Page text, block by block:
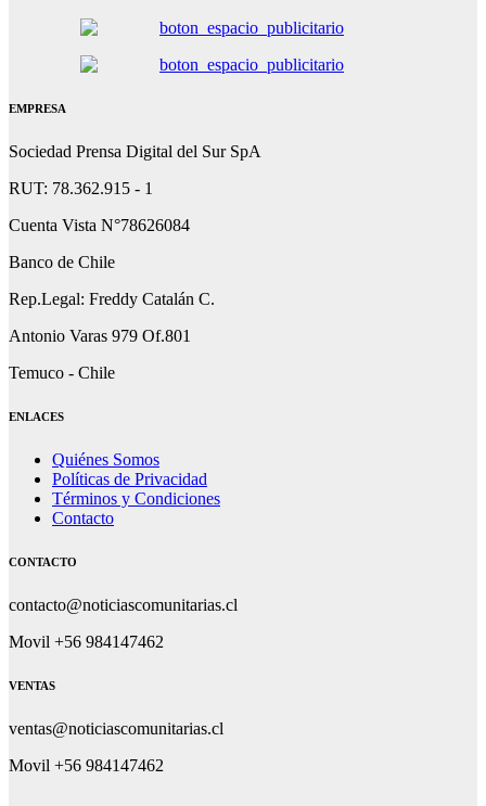
EMPRESA
Sociedad Prensa Digital del Sur SpA
RUT: 78.362.915 - 1
Cuenta Vista N°78626084
Banco de Chile
Rep.Legal: Freddy Catalán C.
Antonio Varas 979 Of.801
Temuco - Chile
ENLACES
Quiénes Somos
Políticas de Privacidad
Términos y Condiciones
Contacto
CONTACTO
contacto@noticiascomunitarias.cl
Movil +56 984147462
VENTAS
ventas@noticiascomunitarias.cl
Movil +56 984147462